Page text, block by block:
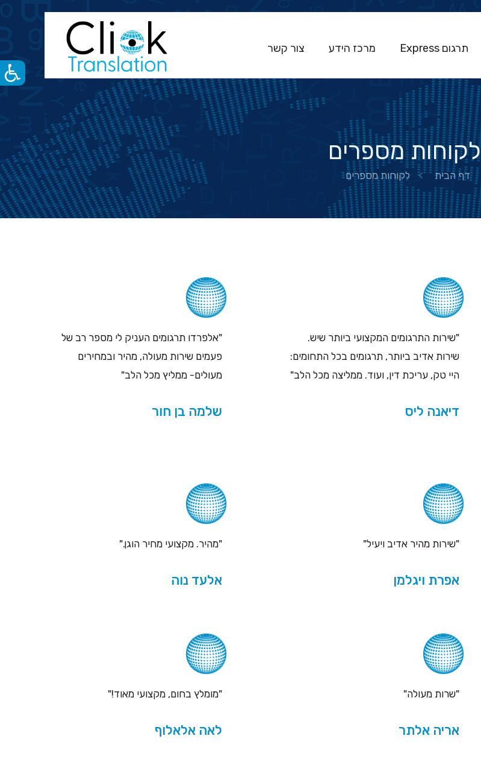
תרגום Express מרכז הידע צור קשר
לקוחות מספרים
דף הבית לקוחות מספרים
"אלפרדו תרגומים העניק לי מספר רב של
פעמים שירות מעולה, מהיר ובמחירים
מעולים- ממליץ מכל הלב"
שלמה בן חור
"שירות התרגומים המקצועי ביותר שיש.
שירות אדיב ביותר, תרגומים בכל התחומים:
היי טק, עריכת דין, ועוד. ממליצה מכל הלב"
דיאנה ליס
"מהיר. מקצועי מחיר הוגן."
אלעד נוה
"שירות מהיר אדיב ויעיל"
אפרת ויגלמן
"מומלץ בחום, מקצועי מאוד!"
לאה אלאלוף
"שרות מעולה"
אריה אלתר